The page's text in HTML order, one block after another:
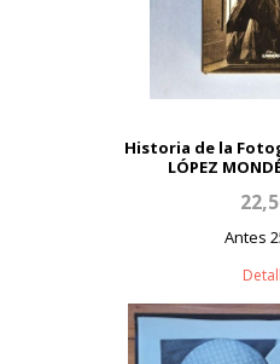
Historia de la
LÓPEZ
Antes